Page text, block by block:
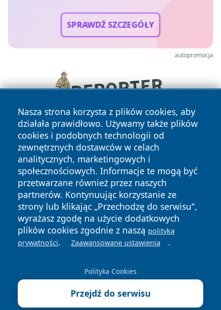
SPRAWDŹ SZCZEGÓŁY
autopromocja
Nasza strona korzysta z plików cookies, aby
działała prawidłowo. Używamy także plików
cookies i podobnych technologii od
zewnętrznych dostawców w celach
analitycznych, marketingowych i
społecznościowych. Informacje te mogą być
przetwarzane również przez naszych
partnerów. Kontynuując korzystanie ze
strony lub klikając „Przechodzę do serwisu",
wyrażasz zgodę na użycie dodatkowych
plików cookies zgodnie z naszą polityką
prywatności. Zaawansowane ustawienia .
Polityka Cookies
Przejdź do serwisu
Copyright © 2026 24piaseczno.pl Wszystkie prawa
zastrzeżone.
News Autorzy
Polityka
Prywatności
Polityka
Cookies